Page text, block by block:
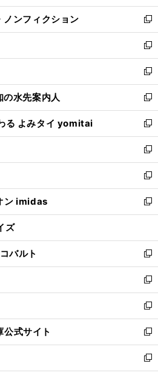
開
く
ウ
で
開
く
ン
ド
ウ
で
開
く
ウ
ィ
ン
ド
ウ
で
開
く
ンフィクション
新
し
い
ウ
ィ
ン
ド
ウ
で
開
く
新
し
い
ウ
ィ
ン
ド
ウ
で
開
く
新
し
い
ウ
ィ
ン
ド
ウ
で
開
く
水先案内人
新
し
い
ウ
ィ
ン
ド
ウ
で
開
る よみタイ yomitai
新
し
い
ウ
ィ
ン
ド
ウ
開
く
新
し
い
ウ
ィ
ン
ウ
で
開
く
新
し
い
ウ
ン
ド
ウ
で
開
く
ン imidas
新
し
ウ
ィ
ン
ド
ウ
で
開
く
ズ
バルト
新
し
い
ウ
ィ
ン
ド
ウ
で
開
新
し
い
ウ
ィ
ン
ド
ウ
新
し
い
ウ
ィ
ン
式サイト
新
し
い
ウ
新
し